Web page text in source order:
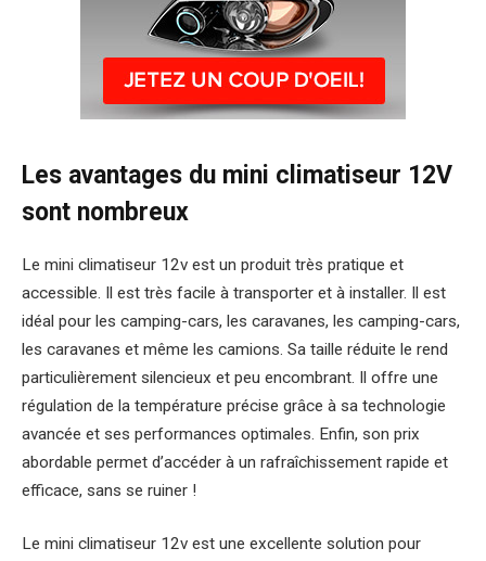
Les avantages du mini climatiseur 12V
sont nombreux
Le mini climatiseur 12v est un produit très pratique et
accessible. Il est très facile à transporter et à installer. Il est
idéal pour les camping-cars, les caravanes, les camping-cars,
les caravanes et même les camions. Sa taille réduite le rend
particulièrement silencieux et peu encombrant. Il offre une
régulation de la température précise grâce à sa technologie
avancée et ses performances optimales. Enfin, son prix
abordable permet d’accéder à un rafraîchissement rapide et
efficace, sans se ruiner !
Le mini climatiseur 12v est une excellente solution pour